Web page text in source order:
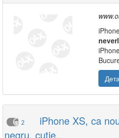
2
iPhone XS, ca
negru, cutie.